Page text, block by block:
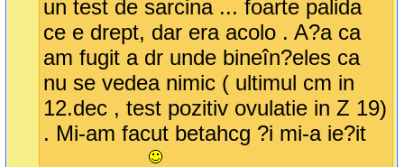
un test de sarcina ... foarte palida
ce e drept, dar era acolo . A?a ca
am fugit a dr unde bineîn?eles ca
nu se vedea nimic ( ultimul cm in
12.dec , test pozitiv ovulatie in Z 19)
. Mi-am facut betahcg ?i mi-a ie?it